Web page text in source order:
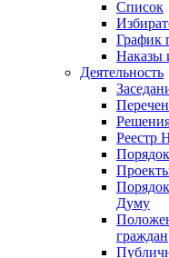
Список
График
Наказы
Деятельность
Реестр
Думу
граждан